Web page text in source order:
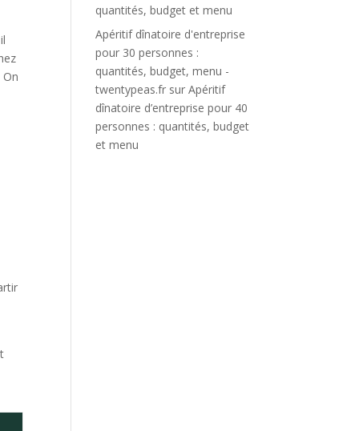
quantités, budget et menu
Apéritif dînatoire d'entreprise
pour 30 personnes :
quantités, budget, menu -
twentypeas.fr surApéritif
dînatoire d’entreprise pour 40
personnes : quantités, budget
et menu